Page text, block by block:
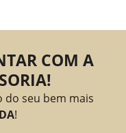
COM A
do seu bem mais
!